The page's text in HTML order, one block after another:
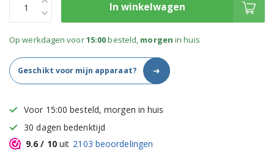
In winkelwagen
Op werkdagen voor15:00besteld, morgen in huis
Geschikt voor mijn apparaat? ➜
Voor 15:00 besteld, morgen in huis
30 dagen bedenktijd
9.6 / 10uit 2103 beoordelingen